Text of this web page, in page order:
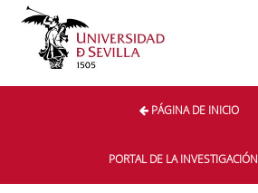
PÁGINA DE INICIO
PORTAL DE LA INVESTIGACIÓN